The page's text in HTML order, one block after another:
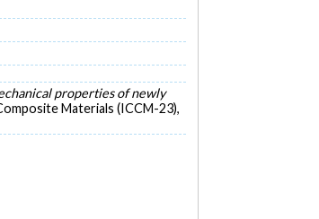
properties of newly
Materials (ICCM-23),